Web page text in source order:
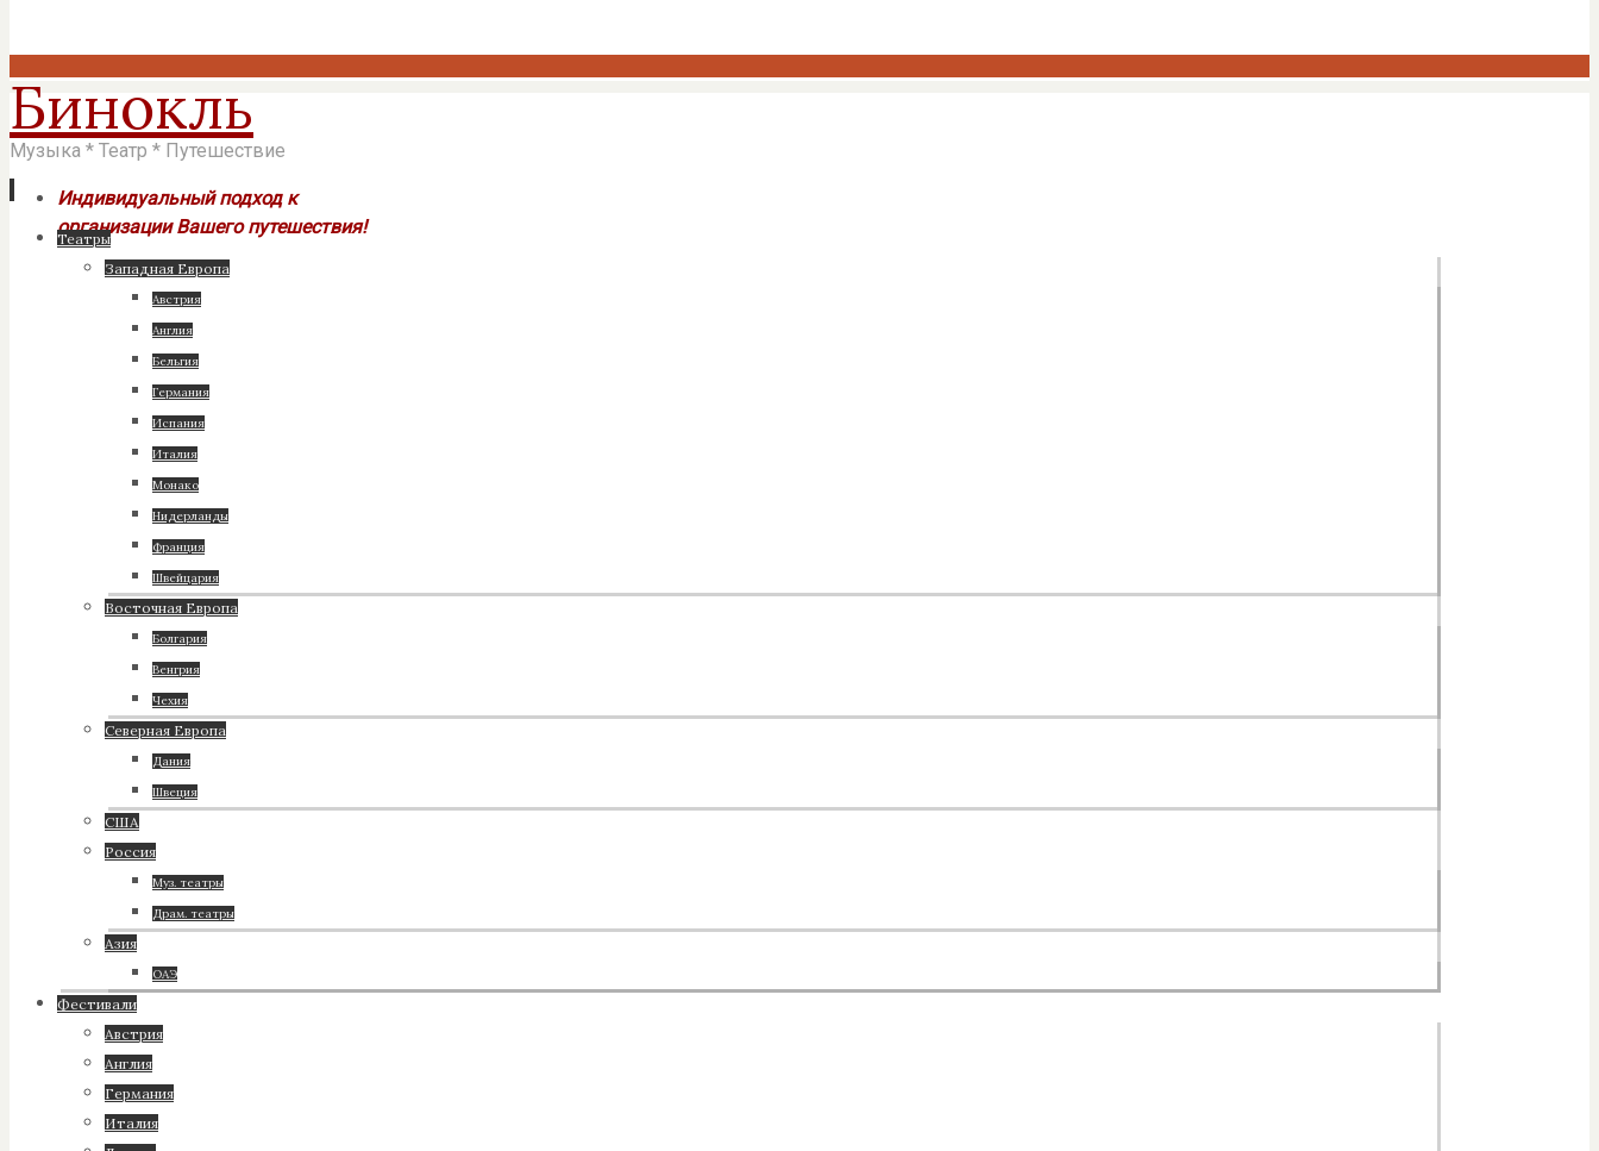
Бинокль
Музыка * Театр * Путешествие
Индивидуальный подход к
организации Вашего путешествия!
Перейти
содержимому
Театры
Западная Европа
Австрия
Англия
Бельгия
Германия
Испания
Италия
Монако
Нидерланды
Франция
Швейцария
Восточная Европа
Болгария
Венгрия
Чехия
Северная Европа
Дания
Швеция
США
Россия
Муз. театры
Драм. театры
Азия
ОАЭ
Фестивали
Австрия
Англия
Германия
Италия